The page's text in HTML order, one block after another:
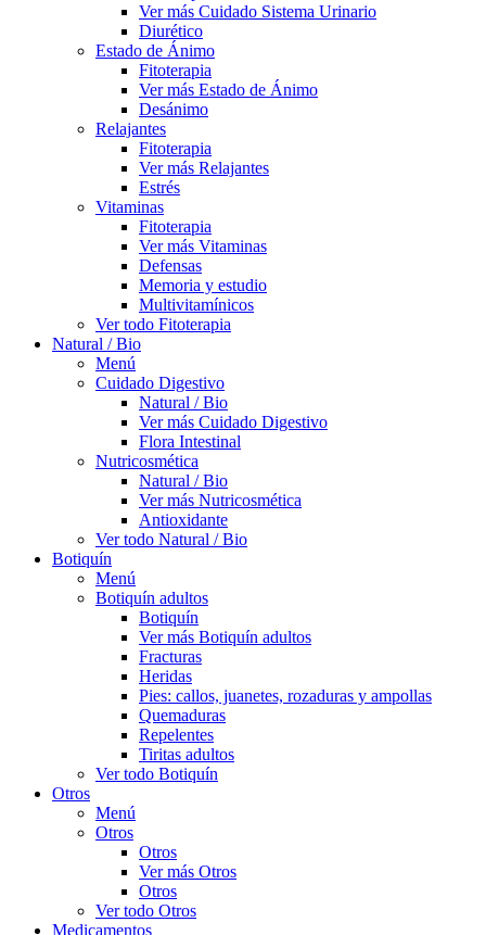
Ver más Cuidado Sistema Urinario
Diurético
Estado de Ánimo
Fitoterapia
Ver más Estado de Ánimo
Desánimo
Relajantes
Fitoterapia
Ver más Relajantes
Estrés
Vitaminas
Fitoterapia
Ver más Vitaminas
Defensas
Memoria y estudio
Multivitamínicos
Ver todo Fitoterapia
Natural / Bio
Menú
Cuidado Digestivo
Natural / Bio
Ver más Cuidado Digestivo
Flora Intestinal
Nutricosmética
Natural / Bio
Ver más Nutricosmética
Antioxidante
Ver todo Natural / Bio
Botiquín
Menú
Botiquín adultos
Botiquín
Ver más Botiquín adultos
Fracturas
Heridas
Pies: callos, juanetes, rozaduras y ampollas
Quemaduras
Repelentes
Tiritas adultos
Ver todo Botiquín
Otros
Menú
Otros
Otros
Ver más Otros
Otros
Ver todo Otros
Medicamentos